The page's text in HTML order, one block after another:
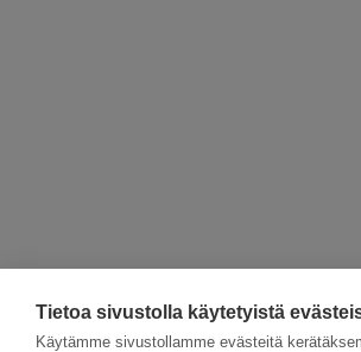
Tietoa sivustolla käytetyistä
Käytämme sivustollamme evästeitä